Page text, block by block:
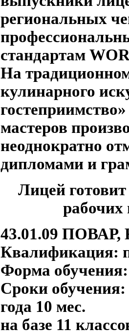
региональных
стандартам
На
кулинарного
мастеров
неоднократно
дипломами и
Лицей
рабочих
43.01.09 ПОВАР,
Квалификация:
Форма
Сроки обучения:
года 10 мес.
на базе 11